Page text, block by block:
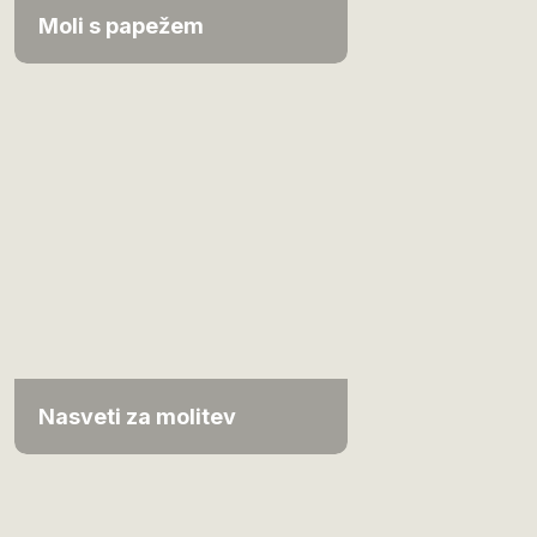
Moli s papežem
Nasveti za molitev